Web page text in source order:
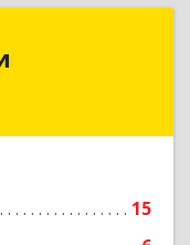
15
г, Борсоева ул,